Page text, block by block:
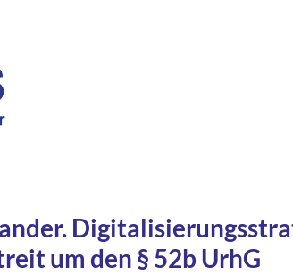
um den § 52b UrhG